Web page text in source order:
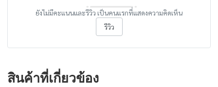
ยังไม่มีคะแนนและรีวิว เป็นคนแรกที่แสดงความคิดเห็น
รีวิว
สินค้าที่เกี่ยวข้อง